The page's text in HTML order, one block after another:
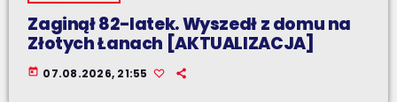
Zaginął 82-latek. Wyszedł z domu na
Złotych Łanach [AKTUALIZACJA]
today 07.08.2026, 21:55